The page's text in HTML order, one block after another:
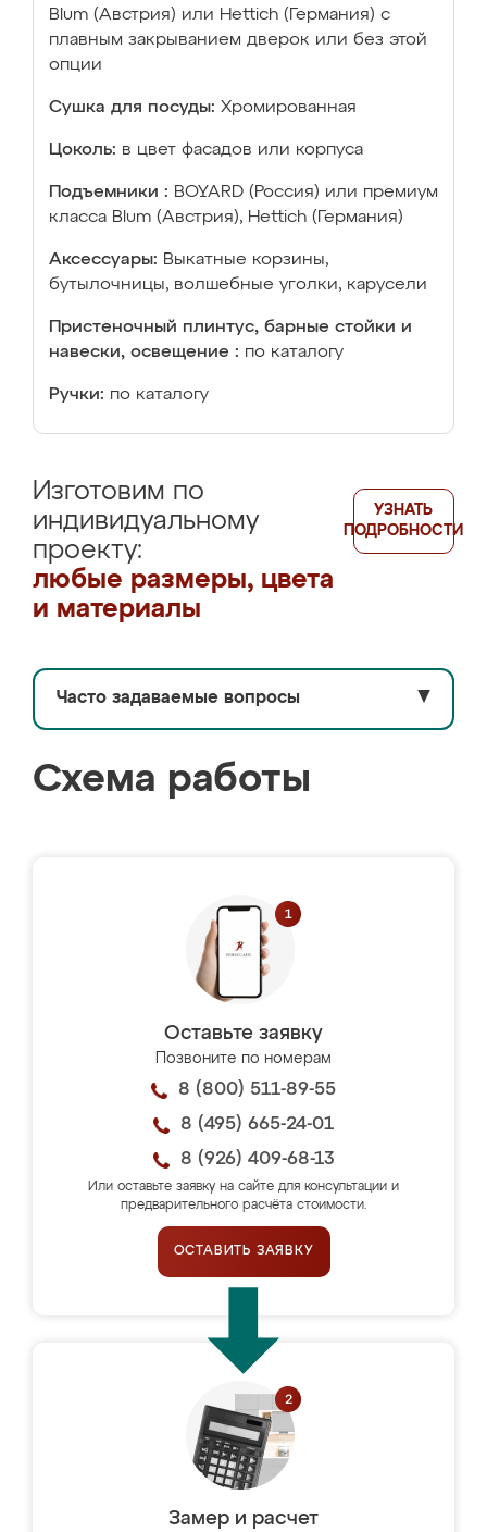
Blum (Австрия) или Hettich (Германия) с
плавным закрыванием дверок или без этой
опции
Сушка для посуды: Хромированная
Цоколь: в цвет фасадов или корпуса
Подъемники : BOYARD (Россия) или премиум
класса Blum (Австрия), Hettich (Германия)
Аксессуары: Выкатные корзины,
бутылочницы, волшебные уголки, карусели
Пристеночный плинтус, барные стойки и
навески, освещение : по каталогу
Ручки: по каталогу
Изготовим по
индивидуальному
проекту:
любые размеры, цвета
и материалы
УЗНАТЬ
ПОДРОБНОСТИ
Часто задаваемые вопросы ▼
Схема работы
Оставьте заявку
Позвоните по номерам
8 (800) 511-89-55
8 (495) 665-24-01
8 (926) 409-68-13
Или оставьте заявку на сайте для консультации и
предварительного расчёта стоимости.
ОСТАВИТЬ ЗАЯВКУ
Замер и расчет